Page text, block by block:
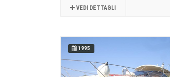
VEDI DETTAGLI
1995